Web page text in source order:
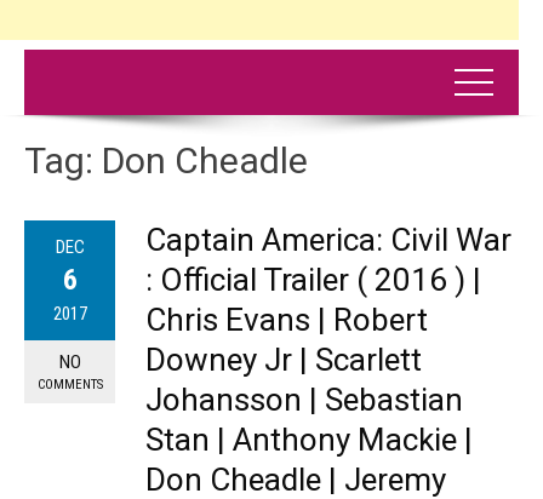
Tag: Don Cheadle
DEC
6
2017
NO
COMMENTS
Captain America: Civil War
: Official Trailer ( 2016 ) |
Chris Evans | Robert
Downey Jr | Scarlett
Johansson | Sebastian
Stan | Anthony Mackie |
Don Cheadle | Jeremy